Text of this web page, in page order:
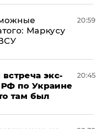
Маркусу
20:59
экс-
по Украине
там был
20:45